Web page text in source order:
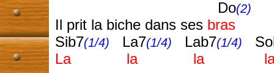
Do(2)
Il prit la biche dans ses bras
Sib7(1/4) La7(1/4) Lab7(1/4)
La la la